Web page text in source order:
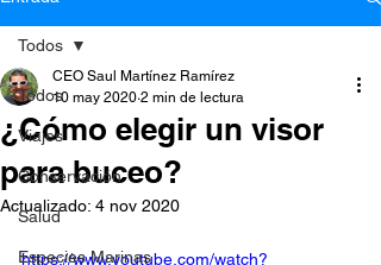
Todos
Viajes
Conservación
Salud
Especies Marinas
Todos
¿Cómo elegir un visor
para buceo?
CEO Saul Martínez Ramírez
10 may 2020 2 min de lectura
Actualizado: 4 nov 2020
https://www.youtube.com/watch?